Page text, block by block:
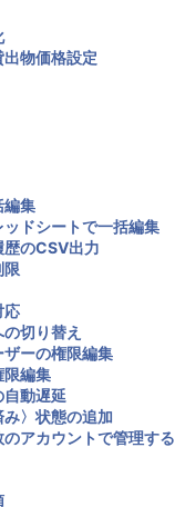
物価格設定
編集
ドシートで一括編集
のCSV出力
限
応
切り替え
ーの権限編集
限編集
動遅延
み〉状態の追加
アカウントで管理する